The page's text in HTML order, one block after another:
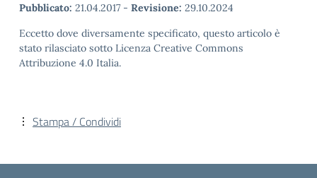
Pubblicato: 21.04.2017 - Revisione: 29.10.2024
Eccetto dove diversamente specificato, questo articolo è
stato rilasciato sotto Licenza Creative Commons
Attribuzione 4.0 Italia.
Stampa / Condividi